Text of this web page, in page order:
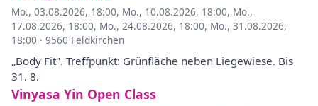
Mo., 03.08.2026, 18:00, Mo., 10.08.2026, 18:00, Mo.,
17.08.2026, 18:00, Mo., 24.08.2026, 18:00, Mo., 31.08.2026,
18:00 · 9560 Feldkirchen
„Body Fit". Treffpunkt: Grünfläche neben Liegewiese. Bis
31. 8.
Vinyasa Yin Open Class